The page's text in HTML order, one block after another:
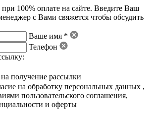
100% оплате на сайте. Введите Ваш
с Вами свяжется чтобы обсудить
Ваше имя *
Телефон
получение рассылки
на обработку персональных данных ,
пользовательского соглашения,
и оферты